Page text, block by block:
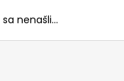
sa nenašli...